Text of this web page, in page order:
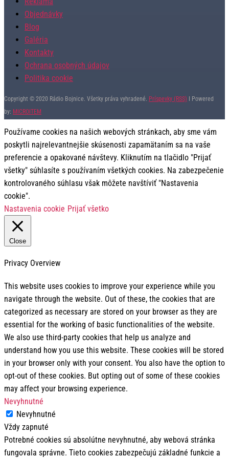
Objednávky
Blog
Galéria
Kontakty
Ochrana osobných údajov
Politika cookie
Copyright © 2020 Rádio Bojnice. Všetky práva vyhradené. Príspevky (RSS) I Powered
by: MICROITEM
Používame cookies na našich webových stránkach, aby sme vám
poskytli najrelevantnejšie skúsenosti zapamätaním sa na vaše
preferencie a opakované návštevy. Kliknutím na tlačidlo "Prijať
všetky" súhlasíte s používaním všetkých cookies. Na zabezpečenie
kontrolovaného súhlasu však môžete navštíviť "Nastavenia
cookie".
Nastavenia cookie Prijať všetko
Close
Privacy Overview
This website uses cookies to improve your experience while you
navigate through the website. Out of these, the cookies that are
categorized as necessary are stored on your browser as they are
essential for the working of basic functionalities of the website.
We also use third-party cookies that help us analyze and
understand how you use this website. These cookies will be stored
in your browser only with your consent. You also have the option to
opt-out of these cookies. But opting out of some of these cookies
may affect your browsing experience.
Nevyhnutné
Nevyhnutné
Vždy zapnuté
Potrebné cookies sú absolútne nevyhnutné, aby webová stránka
fungovala správne. Tieto cookies zabezpečujú základné funkcie a